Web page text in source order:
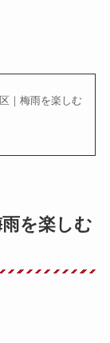
｜梅雨を楽しむ
を楽しむ